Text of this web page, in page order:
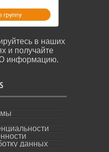
в наших
и получайте
данных